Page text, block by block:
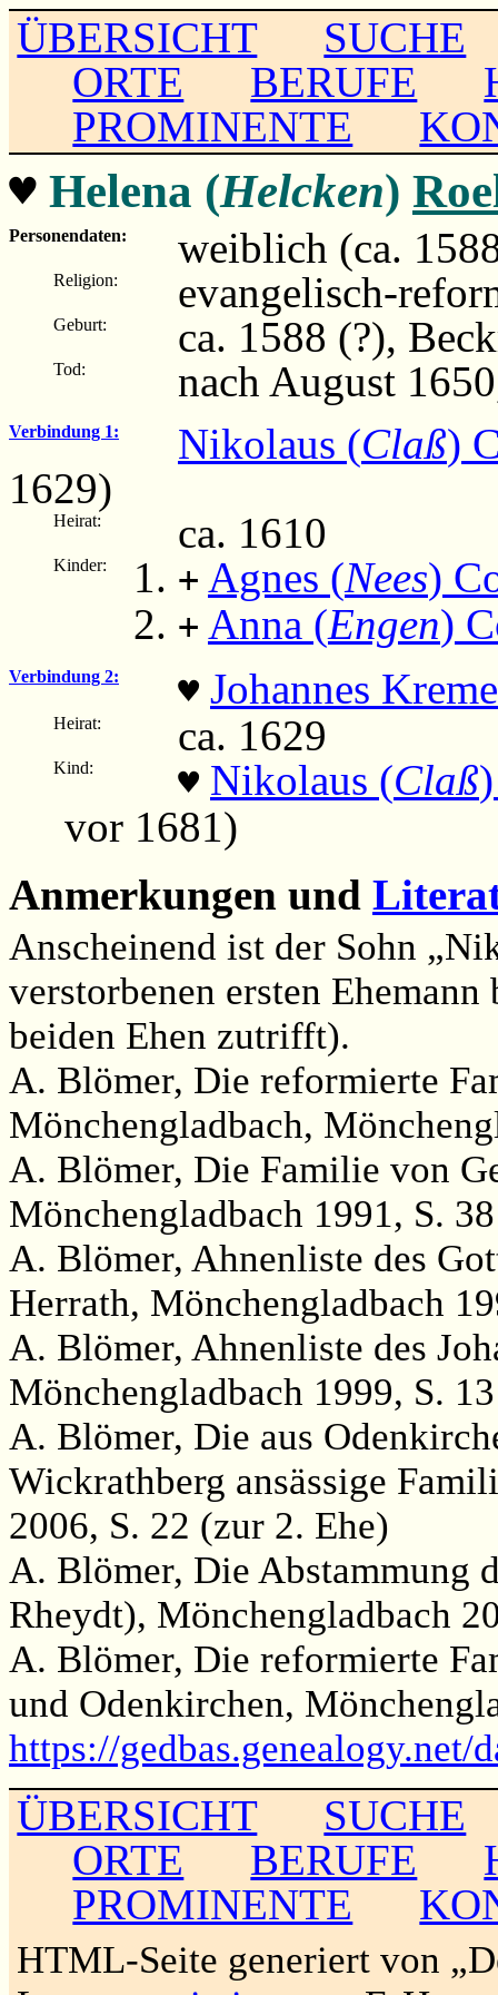
ÜBERSICHT
SUCHE
ORTE
BERUFE
PROMINENTE
♥ Helena (Helcken)
Personendaten: weiblich (ca.
Religion: evangelisch-
Geburt: ca. 1588 (?),
Tod: nach August
Verbindung 1: Nikolaus (Claß)
1629)
Heirat: ca. 1610
Kinder: + Agnes (Nees)
+ Anna (Engen)
Verbindung 2: ♥ Johannes
Heirat: ca. 1629
Kind: ♥ Nikolaus (Claß
vor 1681)
Anmerkungen und
Anscheinend ist der Sohn
verstorbenen ersten
beiden Ehen zutrifft).
A. Blömer, Die reformierte
Mönchengladbach,
A. Blömer, Die Familie von
Mönchengladbach 1991, S. 38
A. Blömer, Ahnenliste des
Herrath, Mönchengladbach
A. Blömer, Ahnenliste des
Mönchengladbach 1999, S. 13
A. Blömer, Die aus
Wickrathberg ansässige
2006, S. 22 (zur 2. Ehe)
A. Blömer, Die Abstammung
Rheydt), Mönchengladbach
A. Blömer, Die reformierte
und Odenkirchen,
https://gedbas.genealogy.net/
ÜBERSICHT
SUCHE
ORTE
BERUFE
PROMINENTE
HTML-Seite generiert von